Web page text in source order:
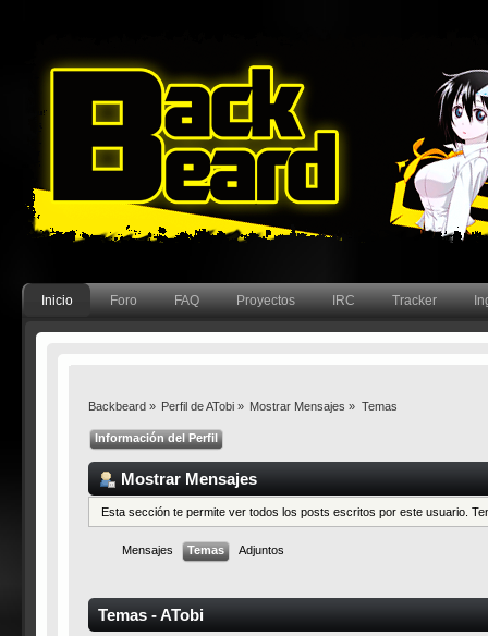
Inicio Foro FAQ Proyectos IRC Tracker
Backbeard» Perfil de ATobi» Mostrar Mensajes » Temas
Información del Perfil
Mostrar Mensajes
Esta sección te permite ver todos los posts escritos por este usuario.
Mensajes Temas Adjuntos
Temas - ATobi